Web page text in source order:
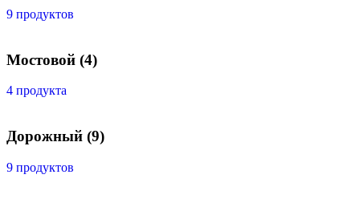
9 продуктов
Мостовой (4)
4 продукта
Дорожный (9)
9 продуктов